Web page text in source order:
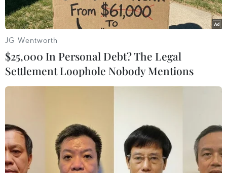
Thổ Nhĩ Kỳ dùng máy bay F-16 để kiểm tra
JG Wentworth
$25,000 In Personal Debt? The Legal
Settlement Loophole Nobody Mentions